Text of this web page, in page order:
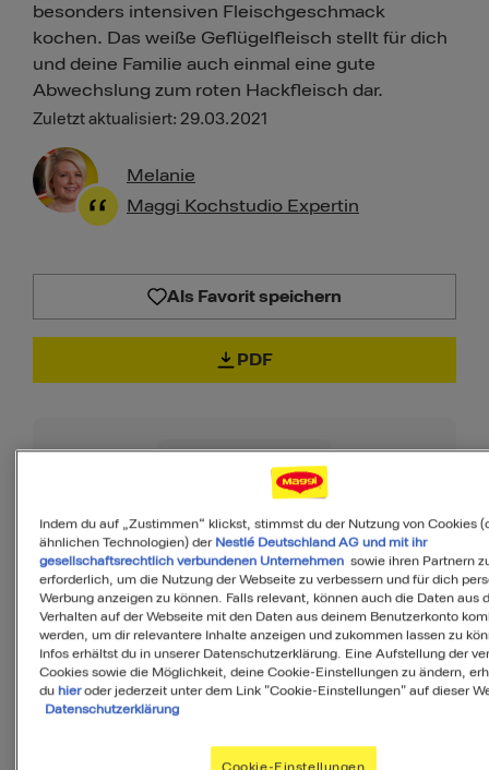
besonders intensiven Fleischgeschmack
kochen. Das weiße Geflügelfleisch stellt für dich
und deine Familie auch einmal eine gute
Abwechslung zum roten Hackfleisch dar.
Zuletzt aktualisiert: 29.03.2021
Melanie
Maggi Kochstudio Expertin
Als Favorit speichern
PDF
90
von 100
MyMenu IQ™
Ist diese Mahlzeit
ausgewogen?
Indem du auf „Zustimmen“ klickst, stimmst du der Nutzung von Cookies
ähnlichen Technologien) der Nestlé Deutschland AG und mit ihr
gesellschaftsrechtlich verbundenen Unternehmensowie ihren Partnern
erforderlich, um die Nutzung der Webseite zu verbessern und für dich
Werbung anzeigen zu können. Falls relevant, können auch die Daten aus
Verhalten auf der Webseite mit den Daten aus deinem Benutzerkonto
werden, um dir relevantere Inhalte anzeigen und zukommen lassen zu
Infos erhältst du in unserer Datenschutzerklärung. Eine Aufstellung der
Cookies sowie die Möglichkeit, deine Cookie-Einstellungen zu ändern,
du hieroder jederzeit unter dem Link "Cookie-Einstellungen" auf dieser
Datenschutzerklärung